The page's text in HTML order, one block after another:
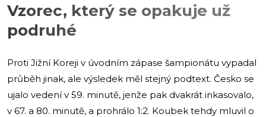
Vzorec, který se opakuje už
podruhé
Proti Jižní Koreji v úvodním zápase šampionátu vypadal
průběh jinak, ale výsledek měl stejný podtext. Česko se
ujalo vedení v 59. minutě, jenže pak dvakrát inkasovalo,
v 67. a 80. minutě, a prohrálo 1:2. Koubek tehdy mluvil o